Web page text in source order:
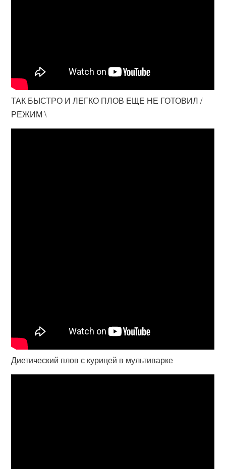
ТАК БЫСТРО И ЛЕГКО ПЛОВ ЕЩЕ НЕ ГОТОВИЛ /
РЕЖИМ \
Диетический плов с курицей в мультиварке